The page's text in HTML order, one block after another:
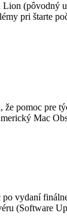
(pôvodný
pri štarte
pomoc pre
Mac
vydaní
(Software